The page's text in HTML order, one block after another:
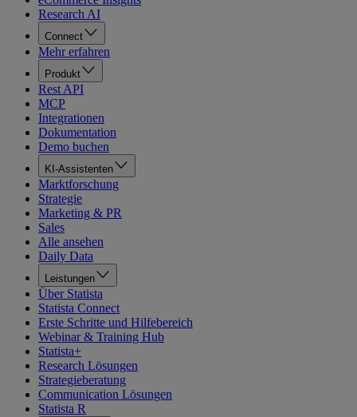
Research AI
Connect
Mehr erfahren
Produkt
Rest API
MCP
Integrationen
Dokumentation
Demo buchen
KI-Assistenten
Marktforschung
Strategie
Marketing & PR
Sales
Alle ansehen
Daily Data
Leistungen
Über Statista
Statista Connect
Erste Schritte und Hilfebereich
Webinar & Training Hub
Statista+
Research Lösungen
Strategieberatung
Communication Lösungen
Statista R